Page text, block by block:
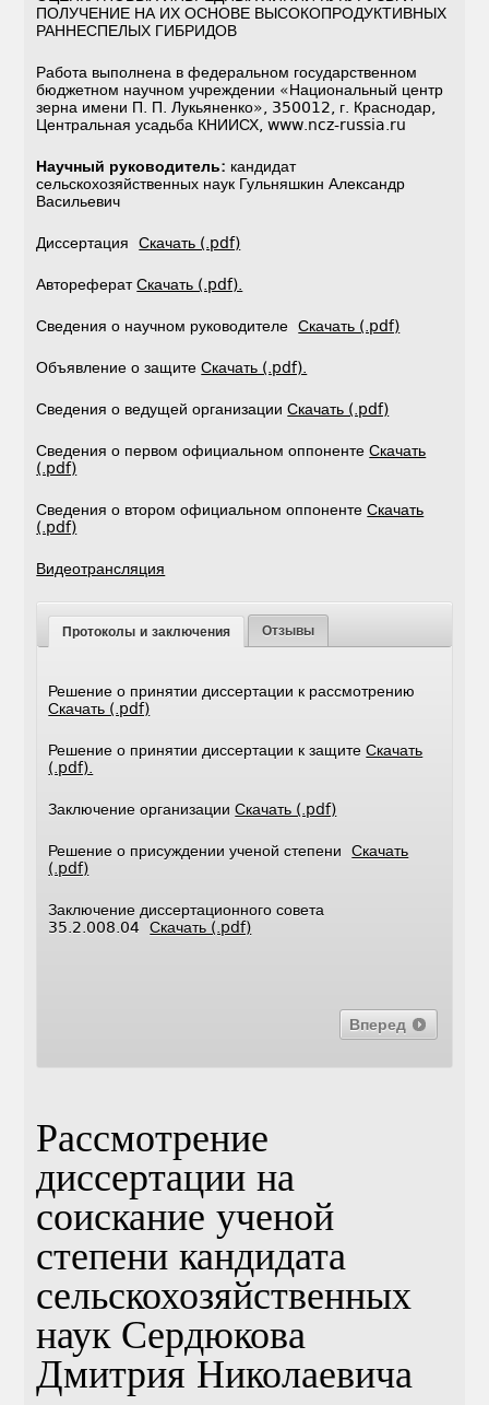
ПОЛУЧЕНИЕ НА ИХ ОСНОВЕ ВЫСОКОПРОДУКТИВНЫХ
РАННЕСПЕЛЫХ ГИБРИДОВ
Работа выполнена в федеральном государственном
бюджетном научном учреждении «Национальный центр
зерна имени П. П. Лукьяненко», 350012, г. Краснодар,
Центральная усадьба КНИИСХ, www.ncz-russia.ru
Научный руководитель: кандидат
сельскохозяйственных наук Гульняшкин Александр
Васильевич
ДиссертацияСкачать (.pdf)
АвторефератСкачать (.pdf).
Сведения о научном руководителеСкачать (.pdf)
Объявление о защитеСкачать (.pdf).
Сведения о ведущей организацииСкачать (.pdf)
Сведения о первом официальном оппонентеСкачать
(.pdf)
Сведения о втором официальном оппонентеСкачать
(.pdf)
Видеотрансляция
Протоколы и заключения Отзывы
Решение о принятии диссертации к рассмотрению
Скачать (.pdf)
Решение о принятии диссертации к защитеСкачать
(.pdf).
Заключение организацииСкачать (.pdf)
Решение о присуждении ученой степениСкачать
(.pdf)
Заключение диссертационного совета
35.2.008.04Скачать (.pdf)
Вперед
Рассмотрение
диссертации на
соискание ученой
степени кандидата
сельскохозяйственных
наук Сердюкова
Дмитрия Николаевича